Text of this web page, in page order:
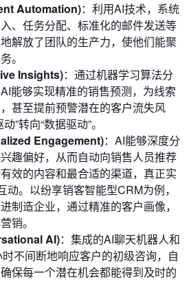
Automation)：利用AI技术，系统
、任务分配、标准化的邮件发送等
解放了团队的生产力，使他们能聚
。
Insights)：通过机器学习算法分
能够实现精准的销售预测，为线索
甚至提前预警潜在的客户流失风
”转向“数据驱动”。
Engagement)：AI能够深度分
趣偏好，从而自动向销售人员推荐
效的内容和最合适的渠道，真正实
动。以纷享销客智能型CRM为例，
制造企业，通过精准的客户画像，
销。
AI)：集成的AI聊天机器人和
不间断地响应客户的初级咨询，自
保每一个潜在机会都能得到及时的